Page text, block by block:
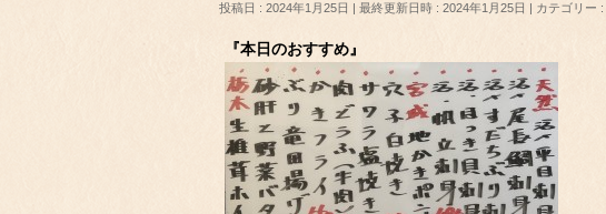
投稿日 : 2024年1月25日 最終更新日時 : 2024年1月25日 カテゴリー :
『本日のおすすめ』